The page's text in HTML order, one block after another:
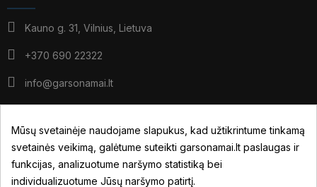
Kauno g. 31, Vilnius, Lietuva
+370 690 22322
info@garsonamai.lt
V: 10:00 - 18:00
*pietūs: 14:00 - 15:00
VI: pagal susitarimą
Mūsų svetainėje naudojame slapukus, kad užtikrintume tinkamą
svetainės veikimą, galėtume suteikti garsonamai.lt paslaugas ir
funkcijas, analizuotume naršymo statistiką bei
individualizuotume Jūsų naršymo patirtį.